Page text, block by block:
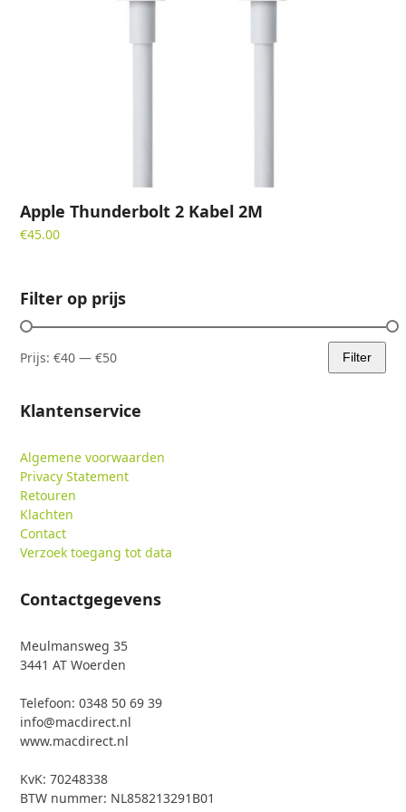
Apple Thunderbolt 2 Kabel 2M
€45.00
Filter op prijs
Min.
Max.
Filter
Prijs:€40 —€50
Klantenservice
Algemene voorwaarden
Privacy Statement
Retouren
Klachten
Contact
Verzoek toegang tot data
Contactgegevens
Meulmansweg 35
3441 AT Woerden
Telefoon: 0348 50 69 39
info@macdirect.nl
www.macdirect.nl
KvK: 70248338
BTW nummer: NL858213291B01